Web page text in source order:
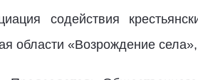
содействия
области «Возрождение